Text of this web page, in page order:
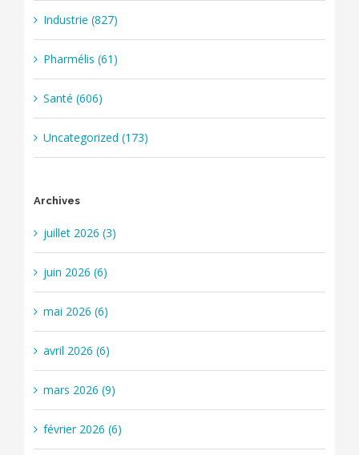
Industrie (827)
Pharmélis (61)
Santé (606)
Uncategorized (173)
Archives
juillet 2026 (3)
juin 2026 (6)
mai 2026 (6)
avril 2026 (6)
mars 2026 (9)
février 2026 (6)